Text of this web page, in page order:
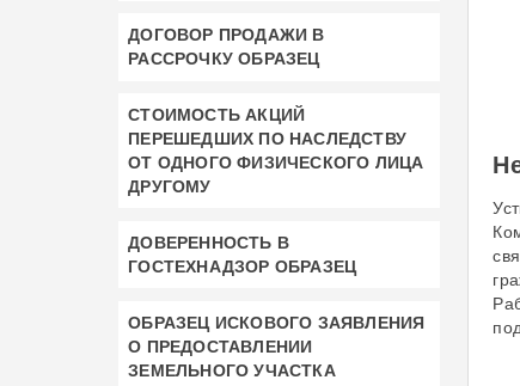
ДОГОВОР ПРОДАЖИ В
РАССРОЧКУ ОБРАЗЕЦ
СТОИМОСТЬ АКЦИЙ
ПЕРЕШЕДШИХ ПО НАСЛЕДСТВУ
ОТ ОДНОГО ФИЗИЧЕСКОГО ЛИЦА
ДРУГОМУ
ДОВЕРЕННОСТЬ В
ГОСТЕХНАДЗОР ОБРАЗЕЦ
ОБРАЗЕЦ ИСКОВОГО ЗАЯВЛЕНИЯ
О ПРЕДОСТАВЛЕНИИ
ЗЕМЕЛЬНОГО УЧАСТКА